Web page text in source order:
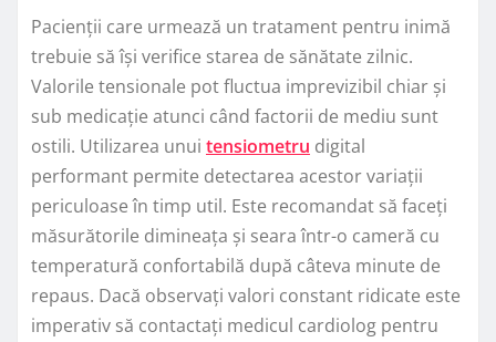
Pacienții care urmează un tratament pentru inimă
trebuie să își verifice starea de sănătate zilnic.
Valorile tensionale pot fluctua imprevizibil chiar și
sub medicație atunci când factorii de mediu sunt
ostili. Utilizarea unui tensiometru digital
performant permite detectarea acestor variații
periculoase în timp util. Este recomandat să faceți
măsurătorile dimineața și seara într-o cameră cu
temperatură confortabilă după câteva minute de
repaus. Dacă observați valori constant ridicate este
imperativ să contactați medicul cardiolog pentru